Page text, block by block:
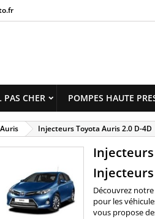
PAS CHER POMPES HAUTE
Auris Injecteurs Toyota Auris 2.0 D-4D
Injecteurs
Injecteurs
Découvrez
pour les
vous propose